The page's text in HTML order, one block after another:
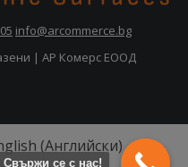
info@arcommerce.bg
| АР Комерс ЕООД
Свържи се с нас!
(Английски)